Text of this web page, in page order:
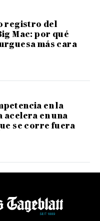
registro del
Mac: por qué
más cara
en la
acelera en una
se corre fuera